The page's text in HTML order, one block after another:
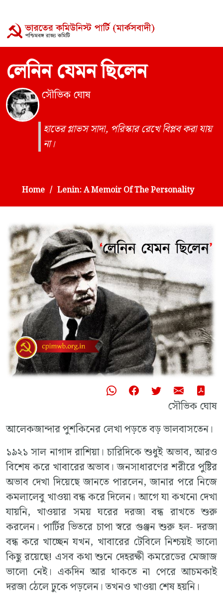
লেনিন যেমন ছিলেন
সৌভিক ঘোষ
হাতের গ্লাভস সাদা, পরিস্কার রেখে বিপ্লব করা যায়
না।
Home Lenin: A Memoir Of The Personality
সৌভিক ঘোষ
আলেকজান্দার পুশকিনের লেখা পড়তে বড় ভালবাসতেন।
১৯২১ সাল নাগাদ রাশিয়া। চারিদিকে শুধুই অভাব, আরও
বিশেষ করে খাবারের অভাব। জনসাধারণের শরীরে পুষ্টির
অভাব দেখা দিয়েছে জানতে পারলেন, জানার পরে নিজে
কমলালেবু খাওয়া বন্ধ করে দিলেন। আগে যা কখনো দেখা
যায়নি, খাওয়ার সময় ঘরের দরজা বন্ধ রাখতে শুরু
করলেন। পার্টির ভিতরে চাপা স্বরে গুঞ্জন শুরু হল- দরজা
বন্ধ করে খাচ্ছেন যখন, খাবারের টেবিলে নিশ্চয়ই ভালো
কিছু রয়েছে! এসব কথা শুনে দেহরক্ষী কমরেডের মেজাজ
ভালো নেই। একদিন আর থাকতে না পেরে আচমকাই
দরজা ঠেলে ঢুকে পড়লেন। তখনও খাওয়া শেষ হয়নি।